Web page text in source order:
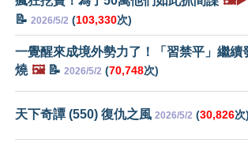
📝 2026/5/2 (103,330次)
一覺醒來成境外勢力了！「習禁平」繼續
燒 🖼️📝 2026/5/2 (70,748次)
天下奇譚 (550) 復仇之風 2026/5/2 (30,826次)